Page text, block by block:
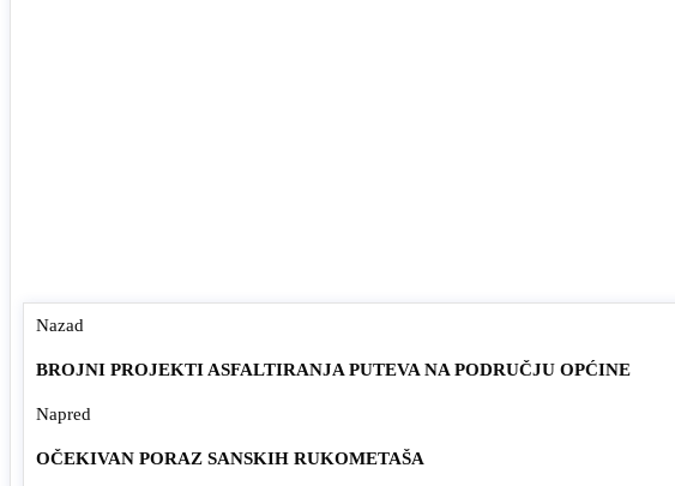
Nazad
BROJNI PROJEKTI ASFALTIRANJA PUTEVA NA PODRUČJU OPĆINE
Napred
OČEKIVAN PORAZ SANSKIH RUKOMETAŠA